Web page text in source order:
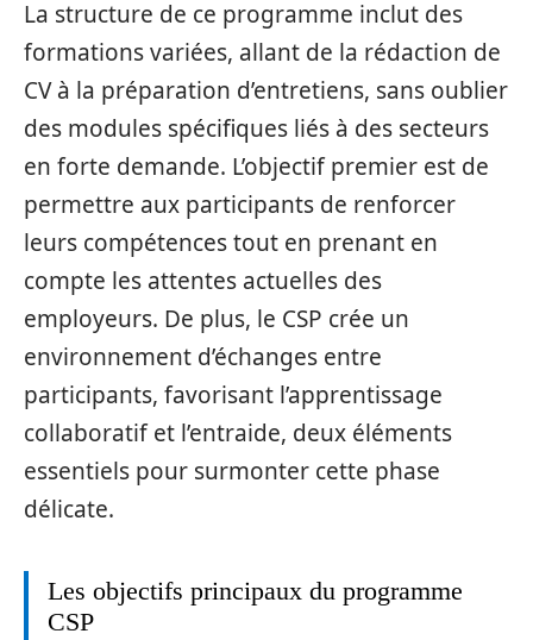
La structure de ce programme inclut des
formations variées, allant de la rédaction de
CV à la préparation d’entretiens, sans oublier
des modules spécifiques liés à des secteurs
en forte demande. L’objectif premier est de
permettre aux participants de renforcer
leurs compétences tout en prenant en
compte les attentes actuelles des
employeurs. De plus, le CSP crée un
environnement d’échanges entre
participants, favorisant l’apprentissage
collaboratif et l’entraide, deux éléments
essentiels pour surmonter cette phase
délicate.
Les objectifs principaux du programme
CSP